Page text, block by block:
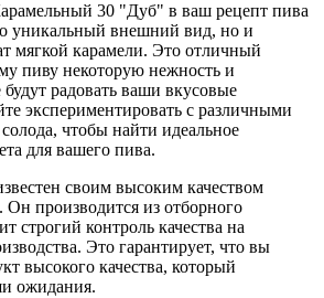
30 "Дуб" в ваш рецепт пива
уникальный внешний вид, но и
мягкой карамели. Это отличный
пиву некоторую нежность и
радовать ваши вкусовые
экспериментировать с различными
чтобы найти идеальное
для вашего пива.
своим высоким качеством
производится из отборного
строгий контроль качества на
Это гарантирует, что вы
высокого качества, который
ожидания.